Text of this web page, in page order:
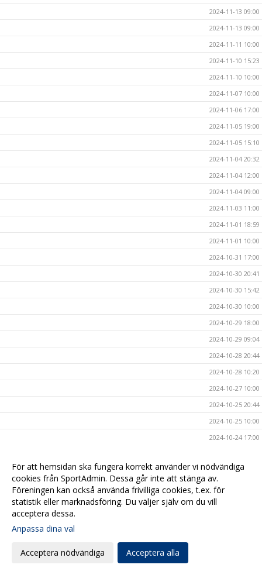
2024-11-13 09:00
2024-11-13 09:00
2024-11-11 10:00
2024-11-10 15:23
2024-11-10 10:00
2024-11-07 10:00
2024-11-06 17:00
2024-11-05 19:00
2024-11-05 15:10
2024-11-04 20:32
2024-11-04 12:00
2024-11-04 09:00
2024-11-03 11:00
2024-11-01 18:59
2024-11-01 10:00
2024-10-31 17:00
2024-10-30 20:41
2024-10-30 15:42
2024-10-30 10:00
2024-10-29 18:00
2024-10-29 09:04
2024-10-28 20:44
2024-10-28 10:20
2024-10-27 10:00
2024-10-25 20:44
2024-10-25 10:00
2024-10-24 17:00
2024-10-23 09:54
2024-10-20 17:09
2024-10-20 08:00
För att hemsidan ska fungera korrekt använder vi nödvändiga
cookies från SportAdmin. Dessa går inte att stänga av.
Föreningen kan också använda frivilliga cookies, t.ex. för
statistik eller marknadsföring. Du väljer själv om du vill
acceptera dessa.
Anpassa dina val
Acceptera nödvändiga Acceptera alla